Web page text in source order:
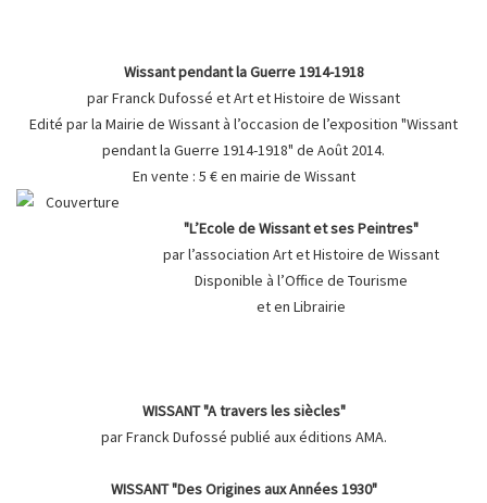
Wissant pendant la Guerre 1914-1918
par Franck Dufossé et Art et Histoire de Wissant
Edité par la Mairie de Wissant à l’occasion de l’exposition "Wissant
pendant la Guerre 1914-1918" de Août 2014.
En vente : 5 € en mairie de Wissant
"L’Ecole de Wissant et ses Peintres"
par l’association Art et Histoire de Wissant
Disponible à l’Office de Tourisme
et en Librairie
WISSANT "A travers les siècles"
par Franck Dufossé publié aux éditions AMA.
WISSANT "Des Origines aux Années 1930"